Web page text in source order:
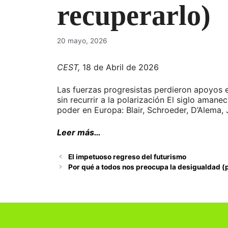
recuperarlo)
20 mayo, 2026
CEST, 18 de Abril de 2026
Las fuerzas progresistas perdieron
sin recurrir a la polarización El siglo
poder en Europa: Blair, Schroeder,
Leer más…
El impetuoso regreso del futurismo
Por qué a todos nos preocupa la desigualdad